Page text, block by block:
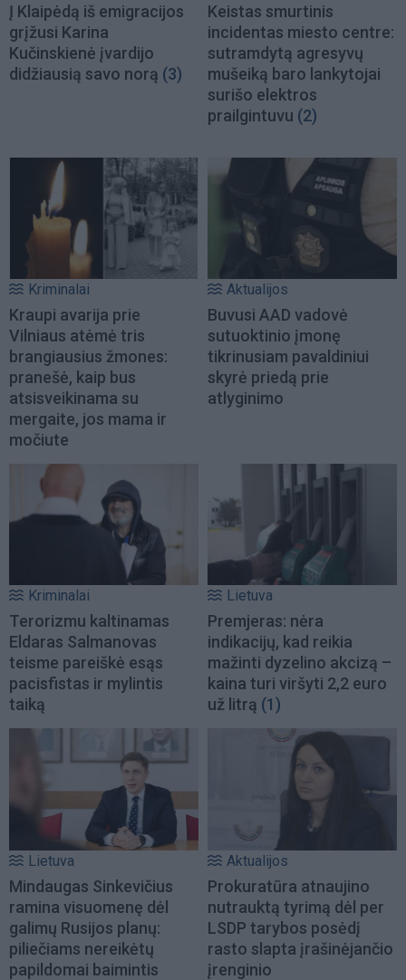
Į Klaipėdą iš emigracijos
grįžusi Karina
Kučinskienė įvardijo
didžiausią savo norą (3)
Keistas smurtinis
incidentas miesto centre:
sutramdytą agresyvų
mušeiką baro lankytojai
surišo elektros
prailgintuvu (2)
Kriminalai
Kraupi avarija prie
Vilniaus atėmė tris
brangiausius žmones:
pranešė, kaip bus
atsisveikinama su
mergaite, jos mama ir
močiute
Aktualijos
Buvusi AAD vadovė
sutuoktinio įmonę
tikrinusiam pavaldiniui
skyrė priedą prie
atlyginimo
Kriminalai
Terorizmu kaltinamas
Eldaras Salmanovas
teisme pareiškė esąs
pacisfistas ir mylintis
taiką
Lietuva
Premjeras: nėra
indikacijų, kad reikia
mažinti dyzelino akcizą –
kaina turi viršyti 2,2 euro
už litrą (1)
Lietuva
Mindaugas Sinkevičius
ramina visuomenę dėl
galimų Rusijos planų:
piliečiams nereikėtų
papildomai baimintis
Aktualijos
Prokuratūra atnaujino
nutrauktą tyrimą dėl per
LSDP tarybos posėdį
rasto slapta įrašinėjančio
įrenginio